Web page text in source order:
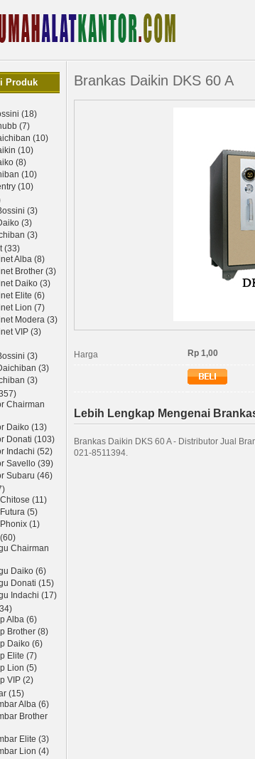
Produk
(18)
(7)
(10)
(10)
(8)
(10)
(10)
(3)
(3)
(3)
(33)
Alba (8)
Brother (3)
Daiko (3)
Elite (6)
Lion (7)
Modera (3)
VIP (3)
(3)
(3)
(3)
Chairman
Daiko (13)
Donati (103)
Indachi (52)
Savello (39)
Subaru (46)
(11)
(5)
(1)
Chairman
Daiko (6)
Donati (15)
Indachi (17)
Alba (6)
Brother (8)
Daiko (6)
Elite (7)
Lion (5)
VIP (2)
(15)
Alba (6)
Brother
Elite (3)
Lion (4)
Brankas Daikin DKS 60 A
Harga Rp 1,00
Lebih Lengkap Mengenai
Brankas Daikin DKS 60 A - Distributor Jual
021-8511394.